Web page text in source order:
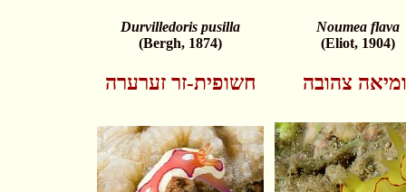
Durvilledoris pusilla
(Bergh, 1874)
Noumea flava
(Eliot, 1904)
חשופית-זר זערערה צהובה